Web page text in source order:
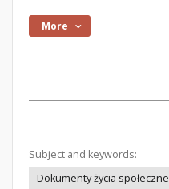
More
Subject and keywords:
Dokumenty życia